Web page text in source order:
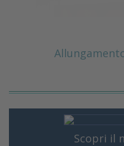
Scopri il